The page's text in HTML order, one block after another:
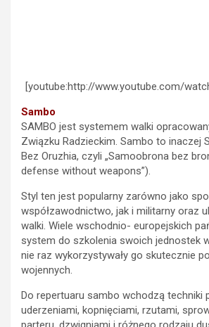
[youtube:http://www.youtube.com/
Sambo
SAMBO jest systemem walki
Związku Radzieckim. Sambo to inaczej
Bez Oruzhia, czyli „Samoobrona bez
defense without weapons”).
Styl ten jest popularny zarówno jako
współzawodnictwo, jak i militarny oraz
walki. Wiele wschodnio- europejskich
system do szkolenia swoich jednostek
nie raz wykorzystywały go skutecznie
wojennych.
Do repertuaru sambo wchodzą techniki
uderzeniami, kopnięciami, rzutami,